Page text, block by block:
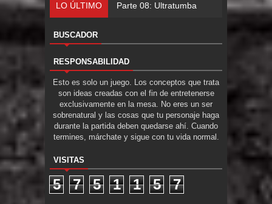
LO ÚLTIMO Parte 08: Ultratumba
BUSCADOR
RESPONSABILIDAD
Esto es solo un juego. Los conceptos que trata
son ideas creadas con el fin de entretenerse
exclusivamente en la mesa. No eres un ser
sobrenatural y las cosas que tu personaje haga
durante la partida deben quedarse ahí. Cuando
termines, márchate y sigue con tu vida normal.
VISITAS
5 7 5 1 1 5 7